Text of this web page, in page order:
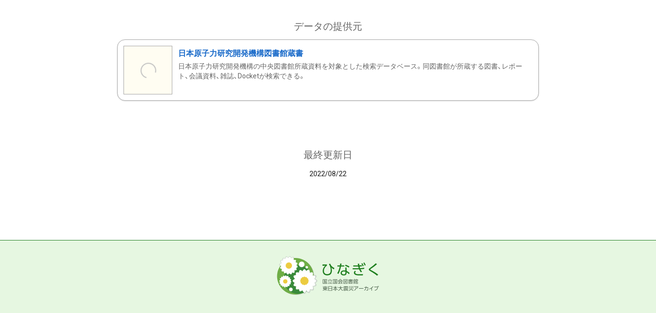
データの提供元
日本原子力研究開発機構図書館蔵書
日本原子力研究開発機構の中央図書館所蔵資料を対象とした検索データベース。同図書館が所蔵する図書、レポー
ト、会議資料、雑誌、Docketが検索できる。
最終更新日
2022/08/22